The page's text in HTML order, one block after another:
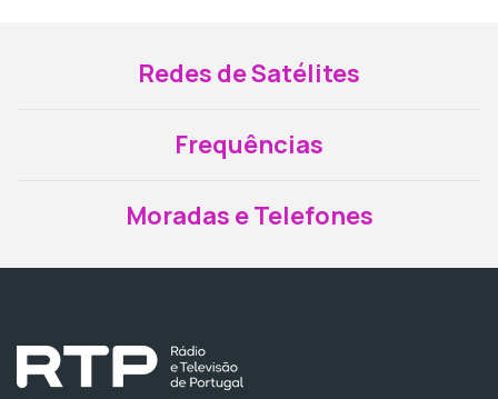
Redes de Satélites
Frequências
Moradas e Telefones